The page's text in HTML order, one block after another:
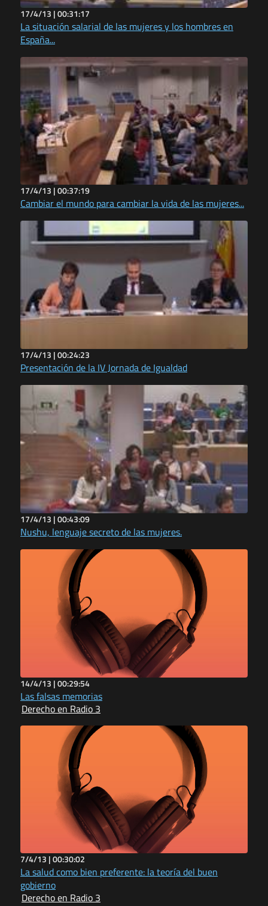
17/4/13 |00:31:17
La situación salarial de las mujeres y los hombres en
España...
17/4/13 |00:37:19
Cambiar el mundo para cambiar la vida de las mujeres...
17/4/13 |00:24:23
Presentación de la IV Jornada de Igualdad
17/4/13 |00:43:09
Nushu, lenguaje secreto de las mujeres.
14/4/13 |00:29:54
Las falsas memorias
Derecho en Radio 3
7/4/13 |00:30:02
La salud como bien preferente: la teoría del buen
gobierno
Derecho en Radio 3